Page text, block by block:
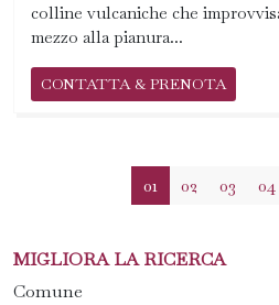
colline vulcaniche che
mezzo alla pianura...
CONTATTA & PRENOTA
01 02 03 04
MIGLIORA LA RICERCA
Comune